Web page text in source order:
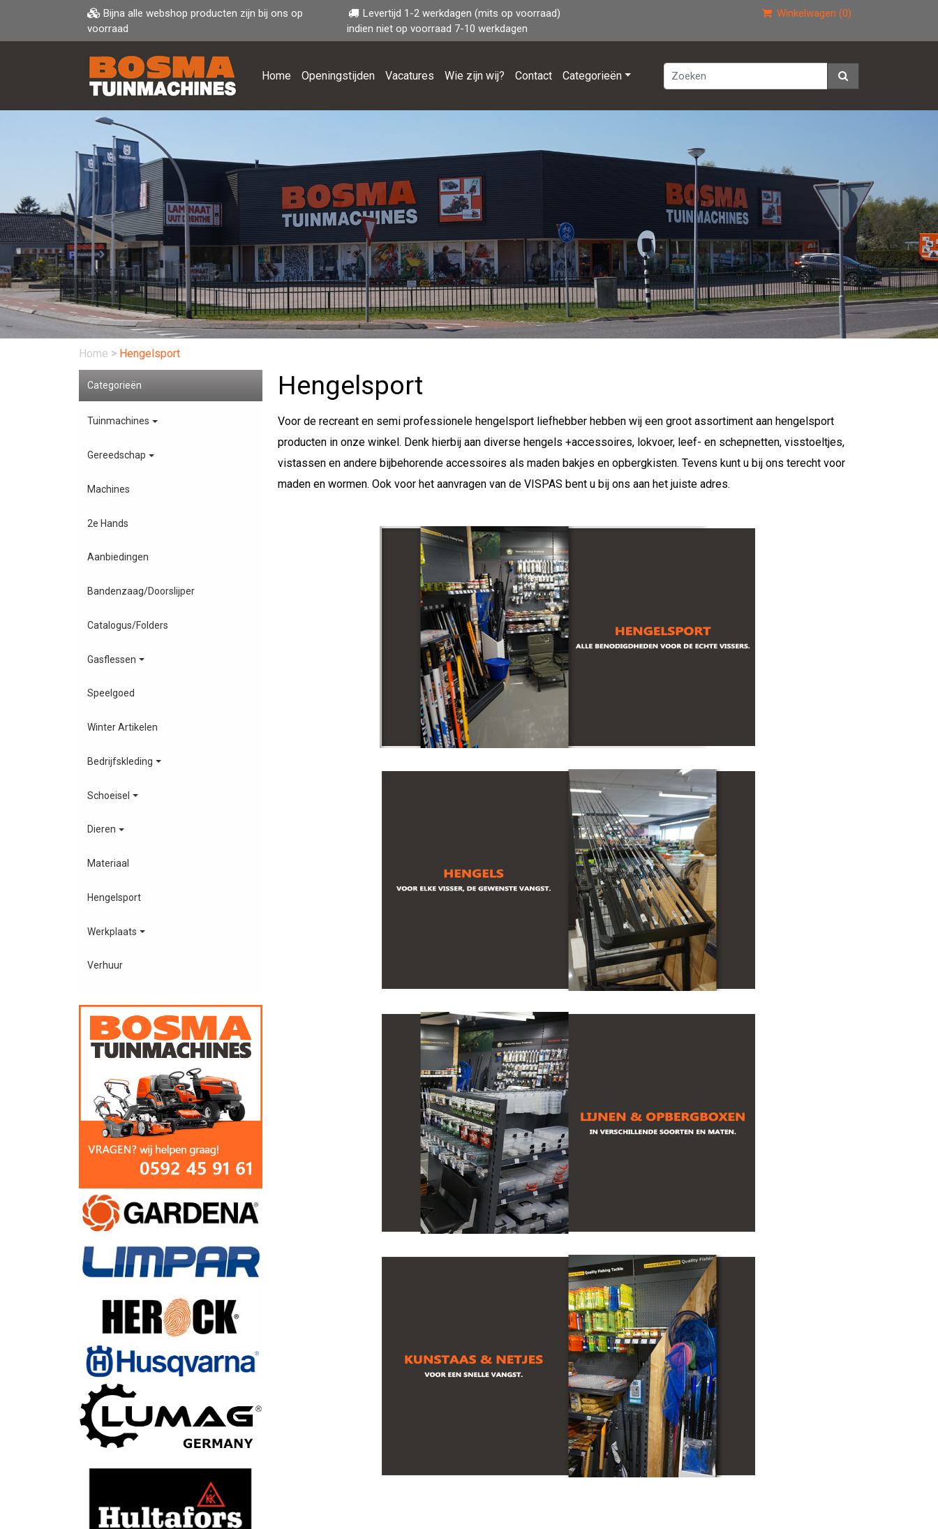
Bijna alle webshop producten zijn bij ons op
voorraad
Levertijd 1-2 werkdagen (mits op voorraad)
indien niet op voorraad 7-10 werkdagen
Winkelwagen (0)
Home Openingstijden Vacatures Wie zijn wij? Contact Categorieën
Home > Hengelsport
Categorieën
Tuinmachines
Gereedschap
Machines
2e Hands
Aanbiedingen
Bandenzaag/Doorslijper
Catalogus/Folders
Gasflessen
Speelgoed
Winter Artikelen
Bedrijfskleding
Schoeisel
Dieren
Materiaal
Hengelsport
Werkplaats
Verhuur
Hengelsport
Voor de recreant en semi professionele hengelsport liefhebber hebben wij een groot assortiment aan hengelsport
producten in onze winkel. Denk hierbij aan diverse hengels +accessoires, lokvoer, leef- en schepnetten, visstoeltjes,
vistassen en andere bijbehorende accessoires als maden bakjes en opbergkisten. Tevens kunt u bij ons terecht voor
maden en wormen. Ook voor het aanvragen van de VISPAS bent u bij ons aan het juiste adres.